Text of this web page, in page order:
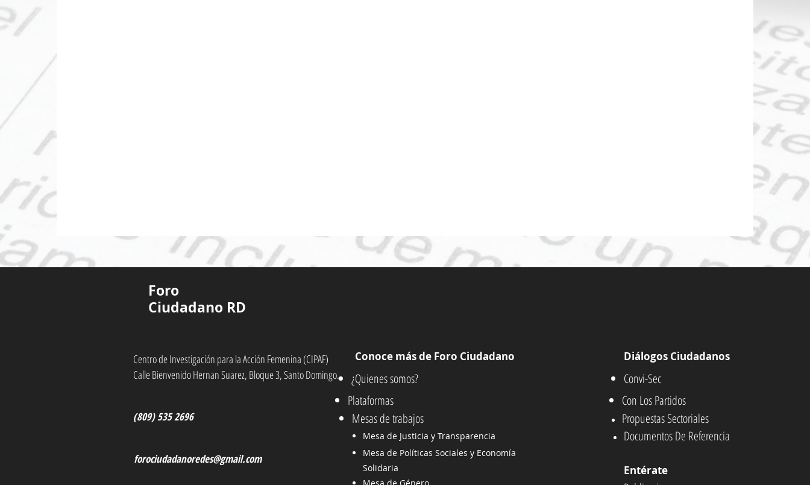
Foro
Ciudadano RD
Centro de Investigación para la Acción Femenina (CIPAF)
Calle Bienvenido Hernan Suarez, Bloque 3, Santo Domingo.
(809) 535 2696
forociudadanoredes@gmail.com
Conoce más de Foro Ciudadano
¿Quienes somos?
Mesas de trabajos
Diálogos Ciudadanos
Convi-Sec
Con Los Partidos
Propuestas Sectoriales
Documentos De Referencia
Entérate
Plataformas
Mesa de Justicia y Transparencia
Mesa de Políticas Sociales y Economía
Solidaria
Mesa de Género